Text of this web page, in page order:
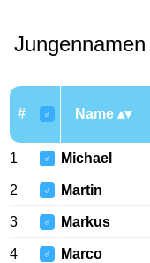
# ♂ Name
1 ♂ Michael
2 ♂ Martin
3 ♂ Markus
4 ♂ Marco